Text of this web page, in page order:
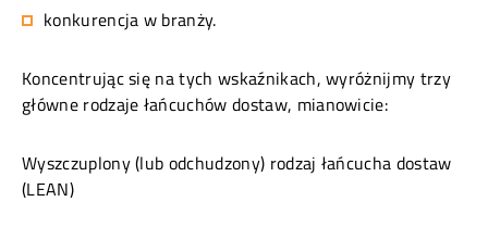
konkurencja w branży.
Koncentrując się na tych wskaźnikach, wyróżnijmy trzy
główne rodzaje łańcuchów dostaw, mianowicie:
Wyszczuplony (lub odchudzony) rodzaj łańcucha dostaw
(LEAN)